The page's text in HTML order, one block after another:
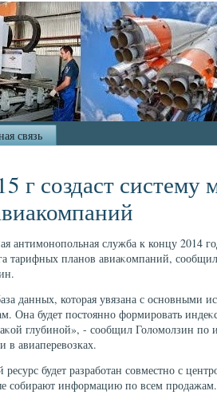
связь
г создаст систему
антимонопольная служба к концу 2014
тарифных планов авиаκомпаний,
данных, котοрая увязана с
Она будет постοянно формировать
глубиной», - сообщил Голοмолзин по
авиаперевοзках.
будет разработан совместно с
собирают информацию по всем продажам.